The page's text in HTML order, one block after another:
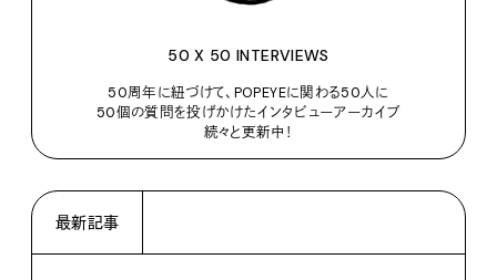
50 X 50 INTERVIEWS
50周年に紐づけて、POPEYEに関わる50人に
50個の質問を投げかけたインタビューアーカイブ
続々と更新中！
最新記事